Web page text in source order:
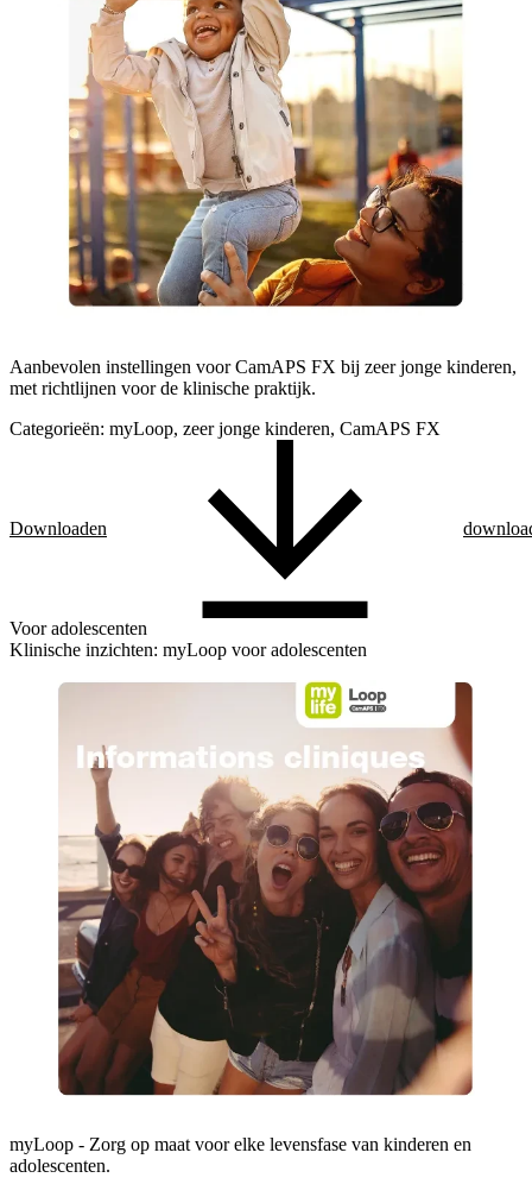
Aanbevolen instellingen voor CamAPS FX bij zeer jonge kinderen,
met richtlijnen voor de klinische praktijk.
Categorieën: myLoop, zeer jonge kinderen, CamAPS FX
Downloaden
Voor adolescenten
Klinische inzichten: myLoop voor adolescenten
myLoop - Zorg op maat voor elke levensfase van kinderen en
adolescenten.